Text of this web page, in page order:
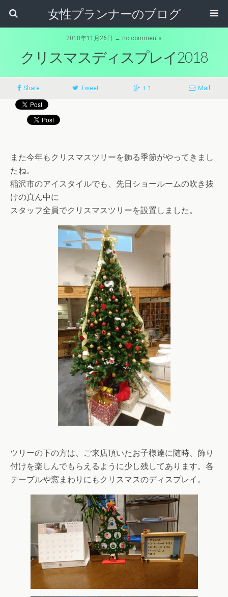
女性プランナーのブログ
2018年11月26日 ↔ no comments
クリスマスディスプレイ2018
Share Tweet + 1 Mail
また今年もクリスマスツリーを飾る季節がやってきまし
たね。
稲沢市のアイスタイルでも、先日ショールームの吹き抜
けの真ん中に
スタッフ全員でクリスマスツリーを設置しました。
ツリーの下の方は、ご来店頂いたお子様達に随時、飾り
付けを楽しんでもらえるように少し残してあります。各
テーブルや窓まわりにもクリスマスのディスプレイ。